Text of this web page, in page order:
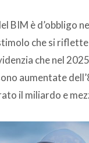
BIM è d’obbligo
che si
che nel
aumentate
il miliardo e